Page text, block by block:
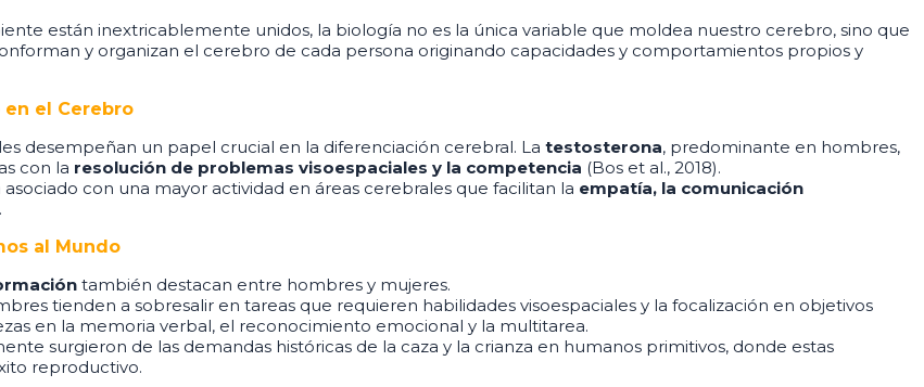
están inextricablemente unidos, la biología no es la única variable que moldea nuestro cerebro, sino que
y organizan el cerebro de cada persona originando capacidades y comportamientos propios y
en el Cerebro
desempeñan un papel crucial en la diferenciación cerebral. La testosterona, predominante en hombres,
con la resolución de problemas visoespaciales y la competencia (Bos et al., 2018).
con una mayor actividad en áreas cerebrales que facilitan la empatía, la comunicación
al Mundo
también destacan entre hombres y mujeres.
tienden a sobresalir en tareas que requieren habilidades visoespaciales y la focalización en objetivos
en la memoria verbal, el reconocimiento emocional y la multitarea.
surgieron de las demandas históricas de la caza y la crianza en humanos primitivos, donde estas
reproductivo.